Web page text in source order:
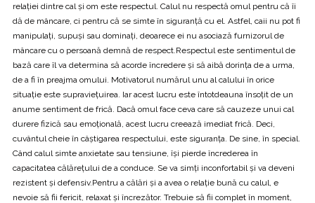
relaţiei dintre cal şi om este respectul. Calul nu respectă omul pentru că îi
dă de mâncare, ci pentru că se simte în siguranţă cu el. Astfel, caii nu pot fi
manipulaţi, supuşi sau dominaţi, deoarece ei nu asociază furnizorul de
mâncare cu o persoană demnă de respect.Respectul este sentimentul de
bază care îl va determina să acorde încredere şi să aibă dorinţa de a urma,
de a fi în preajma omului. Motivatorul numărul unu al calului în orice
situaţie este supravieţuirea. Iar acest lucru este întotdeauna însoţit de un
anume sentiment de frică. Dacă omul face ceva care să cauzeze unui cal
durere fizică sau emoţională, acest lucru creează imediat frică. Deci,
cuvântul cheie în câştigarea respectului, este siguranţa. De sine, în special.
Când calul simte anxietate sau tensiune, îşi pierde încrederea în
capacitatea călăreţului de a conduce. Se va simți inconfortabil şi va deveni
rezistent şi defensiv.Pentru a călări şi a avea o relaţie bună cu calul, e
nevoie să fii fericit, relaxat şi încrezător. Trebuie să fii complet în moment,